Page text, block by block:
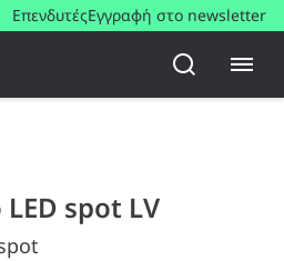
ΕπενδυτέςΕγγραφή στο newsletter
spot LV